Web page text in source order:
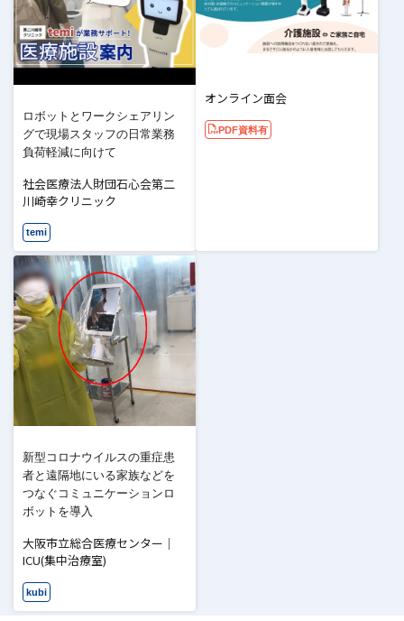
ロボットとワークシェアリン
グで現場スタッフの日常業務
負荷軽減に向けて
社会医療法人財団石心会第二
川崎幸クリニック
temi
オンライン面会
PDF資料有
新型コロナウイルスの重症患
者と遠隔地にいる家族などを
つなぐコミュニケーションロ
ボットを導入
大阪市立総合医療センター｜
ICU(集中治療室)
kubi